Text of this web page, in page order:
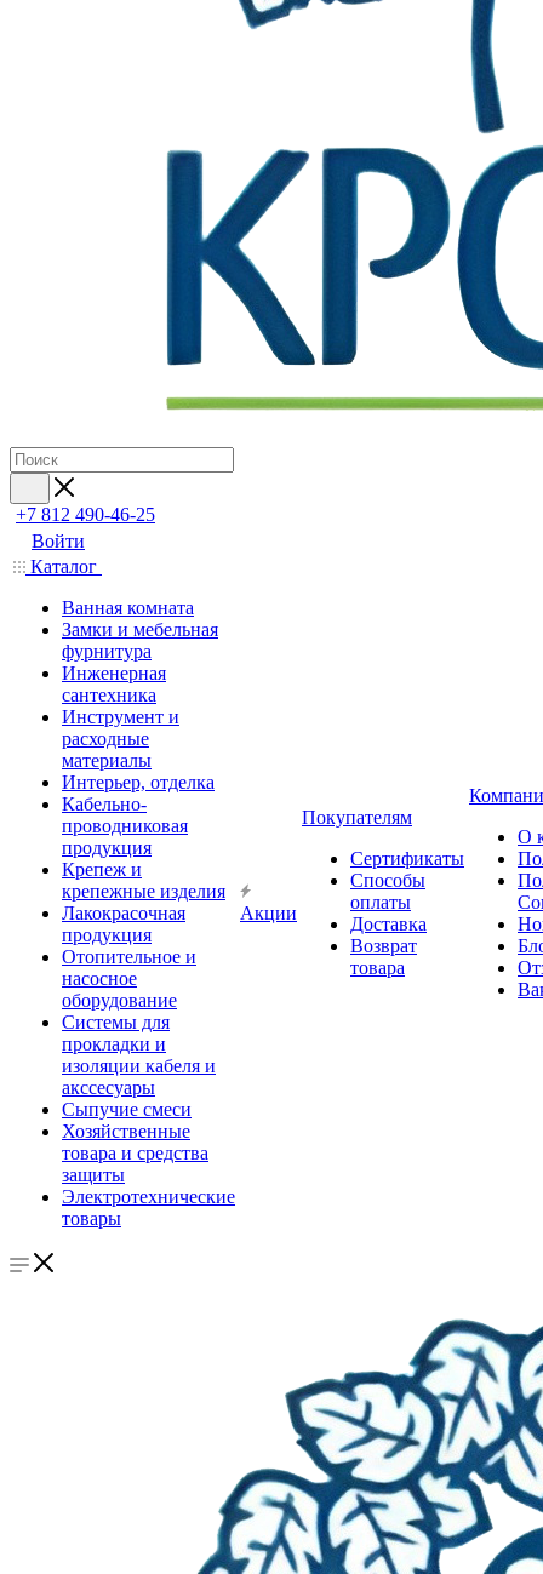
+7 812 490-46-25
Войти
Каталог
Ванная комната
Замки и мебельная
фурнитура
Инженерная
сантехника
Инструмент и
расходные
материалы
Интерьер, отделка
Кабельно-
проводниковая
продукция
Крепеж и
крепежные изделия
Лакокрасочная
продукция
Отопительное и
насосное
оборудование
Системы для
прокладки и
изоляции кабеля и
акссесуары
Сыпучие смеси
Хозяйственные
товара и средства
защиты
Электротехнические
товары
Акции
Покупателям
Сертификаты
Способы
оплаты
Доставка
Возврат
товара
О